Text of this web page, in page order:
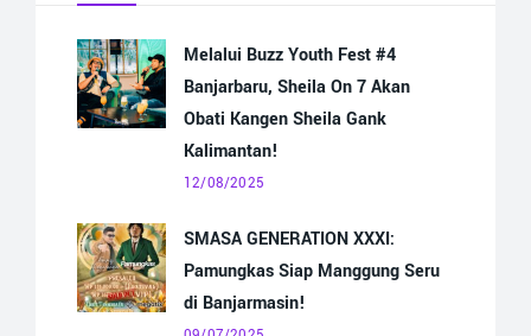
Melalui Buzz Youth Fest #4
Banjarbaru, Sheila On 7 Akan
Obati Kangen Sheila Gank
Kalimantan!
12/08/2025
SMASA GENERATION XXXI:
Pamungkas Siap Manggung Seru
di Banjarmasin!